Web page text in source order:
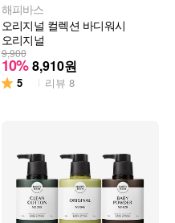
해피바스
오리지널 컬렉션 바디워시
오리지널
9,900
10% 8,910원
5 리뷰 8